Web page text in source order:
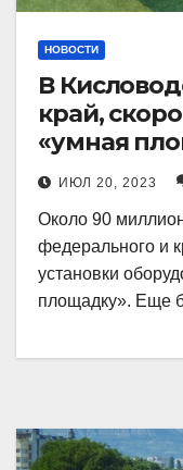
НОВОСТИ
В
край,
«умная
ИЮЛ 20, 2023
Около 90
федерального и
установки
площадку». Еще